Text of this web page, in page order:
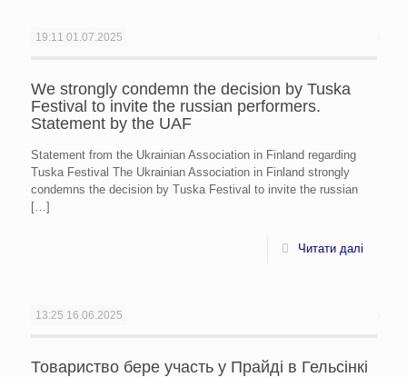
19:11 01.07.2025
We strongly condemn the decision by Tuska
Festival to invite the russian performers.
Statement by the UAF
Statement from the Ukrainian Association in Finland regarding
Tuska Festival The Ukrainian Association in Finland strongly
condemns the decision by Tuska Festival to invite the russian
[…]
Читати далі
13:25 16.06.2025
Товариство бере участь у Прайді в Гельсінкі